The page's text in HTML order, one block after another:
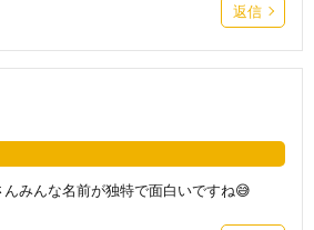
返信
んみんな名前が独特で面白いですね😅